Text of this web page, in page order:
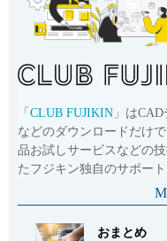
「 CLUB FUJIKIN 」は
などのダウンロードだけ
品お試しサービスなどの
たフジキン独自のサポート
おまとめ